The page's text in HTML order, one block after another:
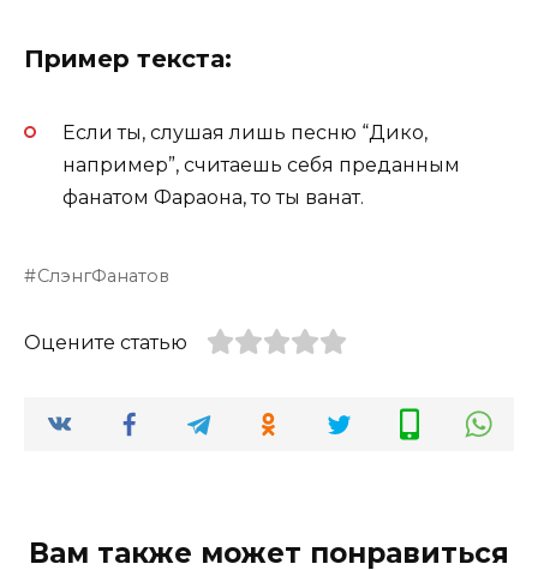
Пример текста:
Если ты, слушая лишь песню “Дико,
например”, считаешь себя преданным
фанатом Фараона, то ты ванат.
СлэнгФанатов
Оцените статью
Вам также может понравиться